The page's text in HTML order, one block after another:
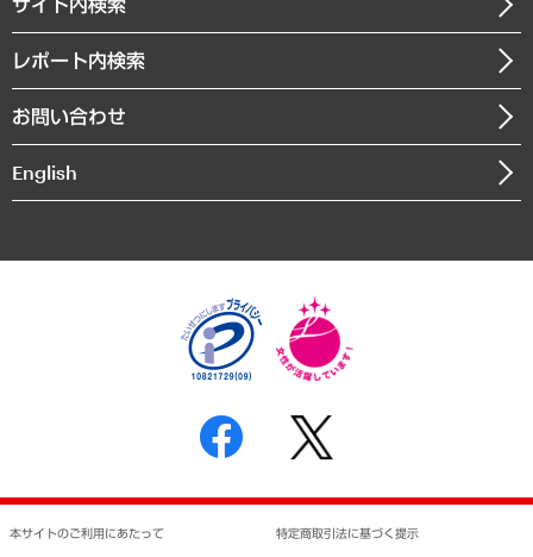
まちづくり・観光・交通・スポーツ・スマートシティ
自然資源・農林水産業・食料システム
メディア掲載・出演
沿革
組織図・本部部室紹介
インドネシア現地法人
個人情報保護方針
反社会的勢力に対する基本方針
書面による個人情報の開示等の請求の手続きについて
レポート内検索
お問い合わせ
English
本サイトのご利用にあたって 特定商取引法に基づく提示